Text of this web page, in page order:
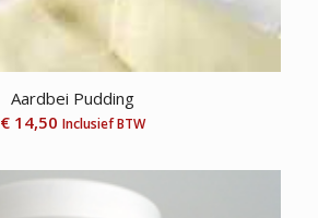
Aardbei Pudding
€ 14,50 Inclusief BTW